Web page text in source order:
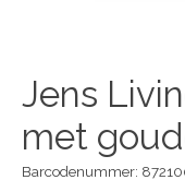
Jens
met
Barcodenummer: